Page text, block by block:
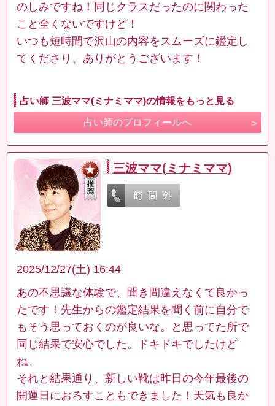
のしみですね！同じクラスだったのに関わった
こと全くないですけど！
いつも短時間で沢山の内容をスムーズに鑑定し
てくださり、ありがとうございます！
占い師 三波ママ(ミナミママ)の情報をもっと見る
占い師のプロフィールへ
三波ママ(ミナミママ)
2025/12/27(土) 16:44
あの不思議な体験で、聞き間違えなくて良かっ
たです！先生からの鑑定結果を聞く前に自分で
もそう思っておくのが良いな。と思ってた所で
同じ結果で安心でした。ドキドキでしたけど
ね。
それと結果通り、新しい靴は昨日の今年最後の
開運日におろすこともできました！天気も良か